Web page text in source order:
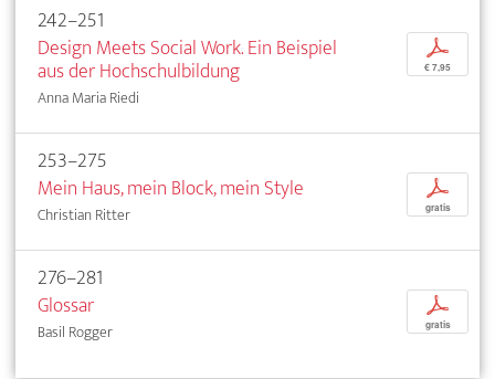
242–251
Design Meets Social Work. Ein Beispiel
aus der Hochschulbildung
Anna Maria Riedi
p
€ 7,95
253–275
Mein Haus, mein Block, mein Style
Christian Ritter
p
gratis
276–281
Glossar
Basil Rogger
p
gratis